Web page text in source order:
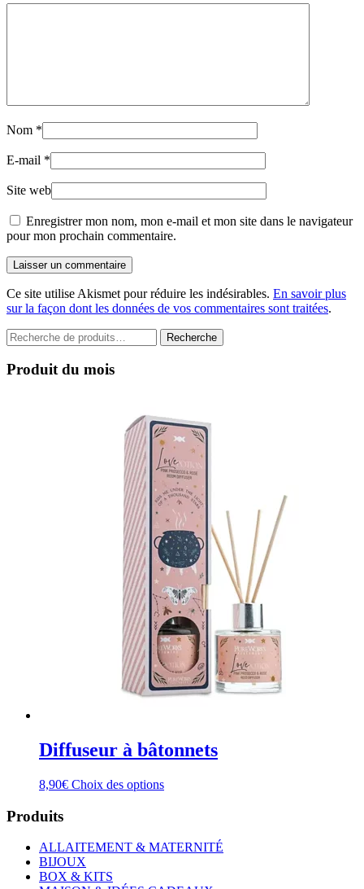
Nom *
E-mail *
Site web
Enregistrer mon nom, mon e-mail et mon site dans le navigateur
pour mon prochain commentaire.
Laisser un commentaire
Ce site utilise Akismet pour réduire les indésirables. En savoir plus
sur la façon dont les données de vos commentaires sont traitées.
Recherche
pour :
Recherche
Produit du mois
Diffuseur à bâtonnets
8,90€ Choix des optionsCe
variations.
Les
peuvent
Produits
ALLAITEMENT & MATERNITÉ
BIJOUX
BOX & KITS